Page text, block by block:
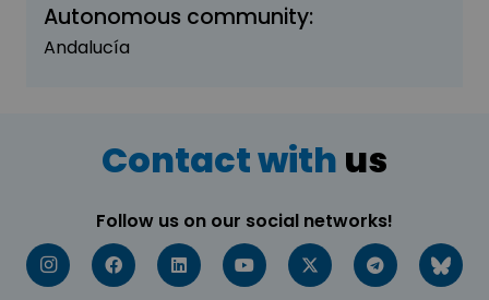
Autonomous community:
Andalucía
Contact with us
Follow us on our social networks!